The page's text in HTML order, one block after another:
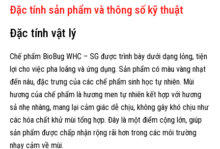
Đặc tính sản phẩm và thông số kỹ thuật
Đặc tính vật lý
Chế phẩm BioBug WHC – SG được trình bày dưới dạng lỏng, tiện
lợi cho việc pha loãng và ứng dụng. Sản phẩm có màu vàng nhạt
đến nâu, đặc trưng của các chế phẩm sinh học tự nhiên. Mùi
hương của chế phẩm là hương men tự nhiên kết hợp với hương
sả nhẹ nhàng, mang lại cảm giác dễ chịu, không gây khó chịu như
các hóa chất khử mùi tổng hợp. Đây là một điểm cộng lớn, giúp
sản phẩm được chấp nhận rộng rãi hơn trong các môi trường
nhạy cảm về mùi.